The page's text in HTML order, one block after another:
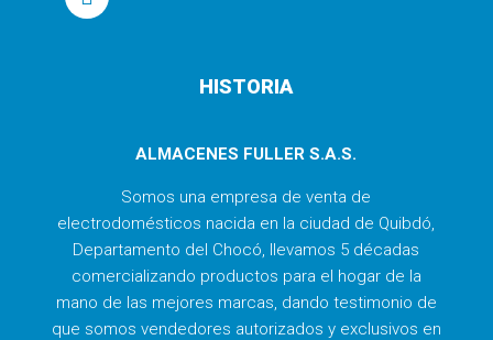
HISTORIA
ALMACENES FULLER S.A.S.
Somos una empresa de venta de
electrodomésticos nacida en la ciudad de Quibdó,
Departamento del Chocó, llevamos 5 décadas
comercializando productos para el hogar de la
mano de las mejores marcas, dando testimonio de
que somos vendedores autorizados y exclusivos en